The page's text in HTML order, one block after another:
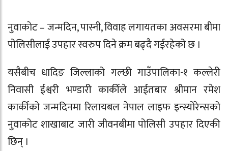
नुवाकोट – जन्मदिन, पास्नी, विवाह लगायतका अवसरमा बीमा
पोलिसीलाई उपहार स्वरुप दिने क्रम बढ्दै गईरहेको छ ।
यसैबीच धादिङ जिल्लाको गल्छी गाउँपालिका-१ कल्लेरी
निवासी ईश्वरी भण्डारी कार्कीले आईतबार श्रीमान रमेश
कार्कीको जन्मदिनमा रिलायबल नेपाल लाइफ इन्स्योरेन्सको
नुवाकोट शाखाबाट जारी जीवनबीमा पोलिसी उपहार दिएकी
छिन् ।